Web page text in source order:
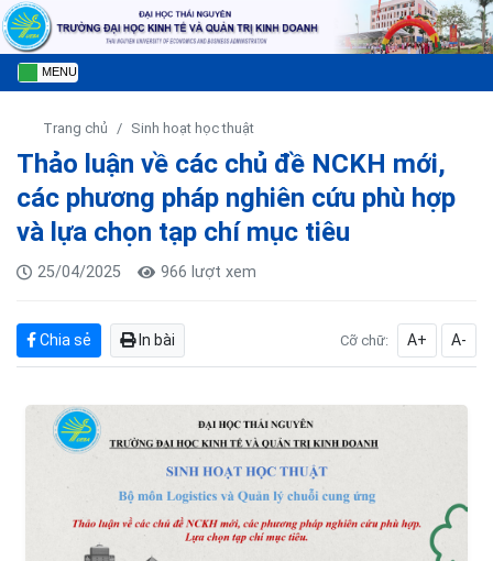
MENU
Trang chủ Sinh hoạt học thuật
Thảo luận về các chủ đề NCKH mới,
các phương pháp nghiên cứu phù hợp
và lựa chọn tạp chí mục tiêu
25/04/2025 966 lượt xem
Chia sẻ In bài Cỡ chữ: A+ A-